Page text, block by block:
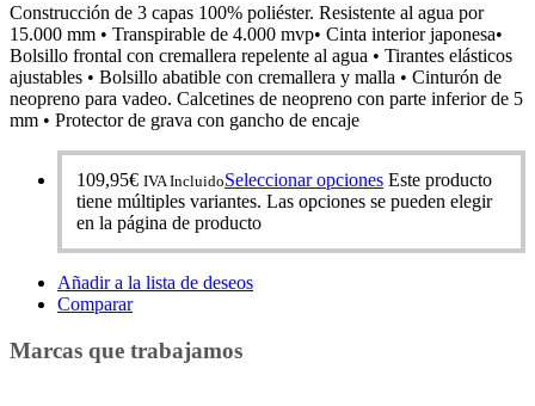
Construcción de 3 capas 100% poliéster. Resistente al agua por
15.000 mm • Transpirable de 4.000 mvp• Cinta interior japonesa•
Bolsillo frontal con cremallera repelente al agua • Tirantes elásticos
ajustables • Bolsillo abatible con cremallera y malla • Cinturón de
neopreno para vadeo. Calcetines de neopreno con parte inferior de 5
mm • Protector de grava con gancho de encaje
109,95€ IVA IncluidoSeleccionar opciones Este producto
tiene múltiples variantes. Las opciones se pueden elegir
en la página de producto
Añadir a la lista de deseos
Comparar
Marcas que trabajamos